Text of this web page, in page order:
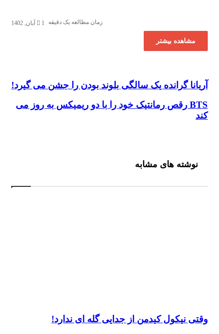
1 آبان, 1402 زمان مطالعه یک دقیقه
مشاهده بیشتر
آریانا گرانده یک سالگی بلوند بودن را جشن می گیرد!
آریانا گرانده یک سالگی بلوند بودن را جشن می گیرد!
BTS رقص رمانتیک خود را با دو ریمیکس به روز می کند BTS رقص رمانتیک خود را با دو ریمیکس به روز می
کند
نوشته های مشابه
وقتی نیکول کیدمن از جدایی گله ای ندارد!